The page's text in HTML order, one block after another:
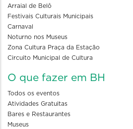
Arraial de Belô
Festivais Culturais Municipais
Carnaval
Noturno nos Museus
Zona Cultura Praça da Estação
Circuito Municipal de Cultura
O que fazer em BH
Todos os eventos
Atividades Gratuitas
Bares e Restaurantes
Museus